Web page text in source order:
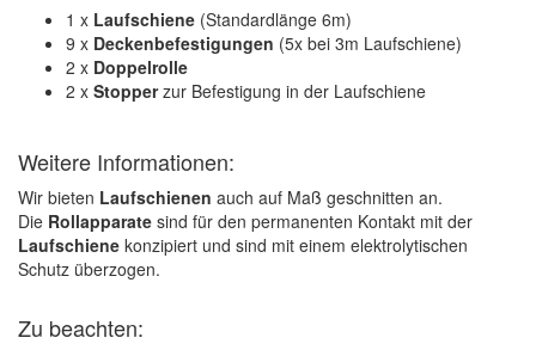
1 x Laufschiene (Standardlänge 6m)
9 x Deckenbefestigungen (5x bei 3m Laufschiene)
2 x Doppelrolle
2 x Stopperzur Befestigung in der Laufschiene
Weitere Informationen:
Wir bieten Laufschienen auch auf Maß geschnitten an.
Die Rollapparate sind für den permanenten Kontakt mit der
Laufschiene konzipiert und sind mit einem elektrolytischen
Schutz überzogen.
Zu beachten: